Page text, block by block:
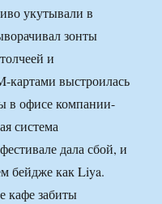
укутывали в
зонты
и
картами выстроилась
в офисе компании-
система
дала сбой, и
бейдже как Liya.
кафе забиты